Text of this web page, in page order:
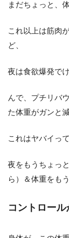
まだちょっと、
これ以上は筋肉
ど、
夜は食欲爆発で
んで、プチリバ
た体重がガンと
これはヤバイっ
夜をもうちょっ
ら）＆体重をも
コントロール